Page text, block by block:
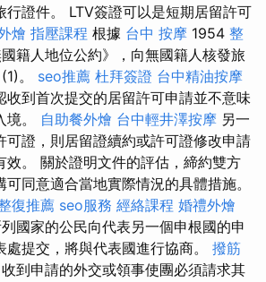
行證件。 LTV簽證可以是短期居留許可
燴 指壓課程 根據 台中 按摩 1954 整
籍人地位公約》，向無國籍人核發旅
(1)。 seo推薦 杜拜簽證 台中精油按摩
收到首次提交的居留許可申請並不意味
境。 自助餐外燴 台中輕井澤按摩 另一
可證，則居留證續約或許可證修改申請
效。 關於證明文件的評估，締約雙方
同意適合當地實際情況的具體措施。
復推薦 seo服務 經絡課程 婚禮外燴
國家的公民向代表另一個申根國的申
提交，將與代表國進行協商。 撥筋
收到申請的外交或領事使團必須請求其